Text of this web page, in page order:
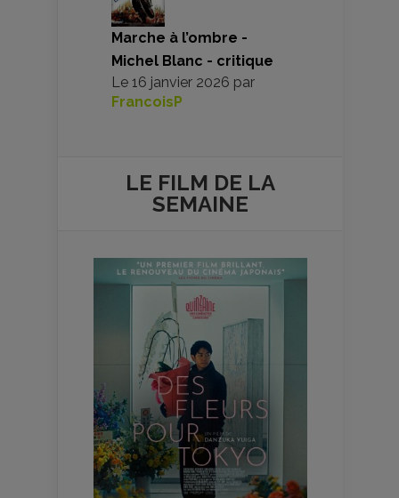
Marche à l’ombre -
Michel Blanc - critique
Le 16 janvier 2026 par
FrancoisP
LE FILM DE LA
SEMAINE